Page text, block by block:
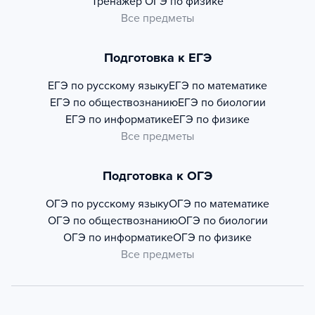
Все предметы
Подготовка к ЕГЭ
ЕГЭ по русскому языкуЕГЭ по математике
ЕГЭ по обществознаниюЕГЭ по биологии
ЕГЭ по информатикеЕГЭ по физике
Все предметы
Подготовка к ОГЭ
ОГЭ по русскому языкуОГЭ по математике
ОГЭ по обществознаниюОГЭ по биологии
ОГЭ по информатикеОГЭ по физике
Все предметы